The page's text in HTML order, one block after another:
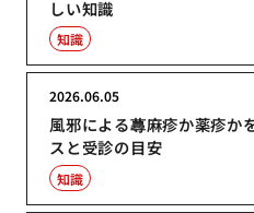
しい知識
知識
風邪による蕁麻疹か薬疹か
スと受診の目安
2026.06.05
知識